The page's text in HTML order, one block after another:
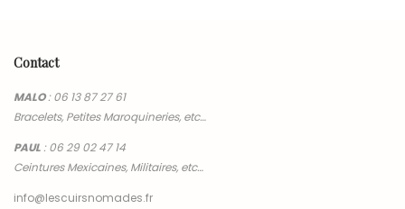
Contact
MALO:06 13 87 27 61
Bracelets, Petites Maroquineries, etc…
PAUL:06 29 02 47 14
Ceintures Mexicaines, Militaires, etc…
info@lescuirsnomades.fr